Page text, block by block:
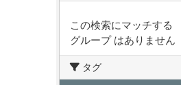
この検索にマッチする
グループ はありません
タグ